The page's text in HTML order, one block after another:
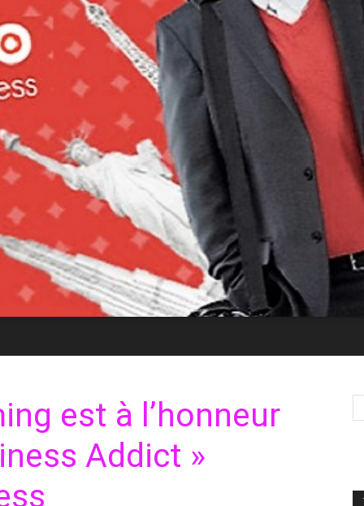
est à l’honneur
Addict »